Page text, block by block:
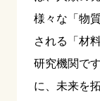
様々な「物
される「材
研究機関で
に、未来を